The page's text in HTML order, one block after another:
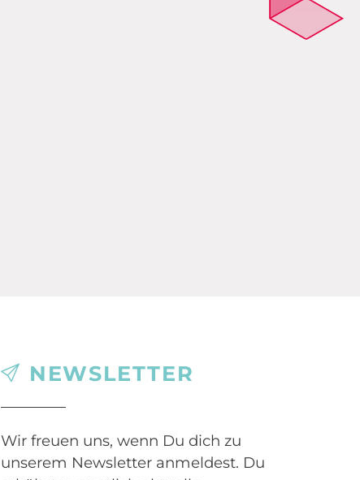
NEWSLETTER
Wir freuen uns, wenn Du dich zu
unserem Newsletter anmeldest. Du